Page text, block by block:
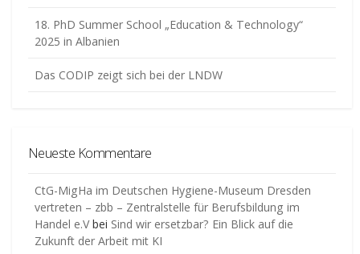
18. PhD Summer School „Education & Technology“
2025 in Albanien
Das CODIP zeigt sich bei der LNDW
Neueste Kommentare
CtG-MigHa im Deutschen Hygiene-Museum Dresden
vertreten – zbb – Zentralstelle für Berufsbildung im
Handel e.Vbei Sind wir ersetzbar? Ein Blick auf die
Zukunft der Arbeit mit KI